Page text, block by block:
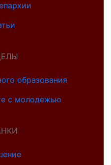
образования
с молодежью